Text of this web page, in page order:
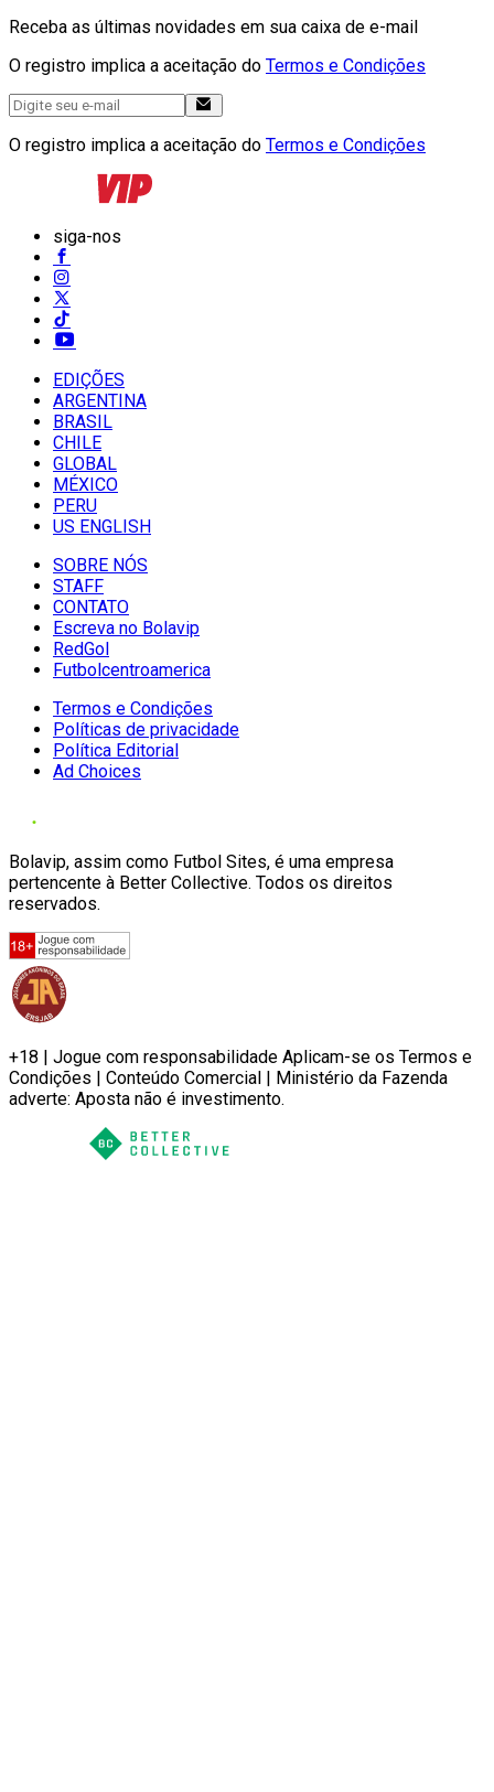
Receba as últimas novidades em sua caixa de e-mail
O registro implica a aceitação do Termos e Condições
O registro implica a aceitação do Termos e Condições
siga-nos
EDIÇÕES
ARGENTINA
BRASIL
CHILE
GLOBAL
MÉXICO
PERU
US ENGLISH
SOBRE NÓS
STAFF
CONTATO
Escreva no Bolavip
RedGol
Futbolcentroamerica
Termos e Condições
Políticas de privacidade
Política Editorial
Ad Choices
Bolavip, assim como Futbol Sites, é uma empresa
pertencente à Better Collective. Todos os direitos
reservados.
+18 | Jogue com responsabilidade Aplicam-se os Termos e
Condições | Conteúdo Comercial | Ministério da Fazenda
adverte: Aposta não é investimento.